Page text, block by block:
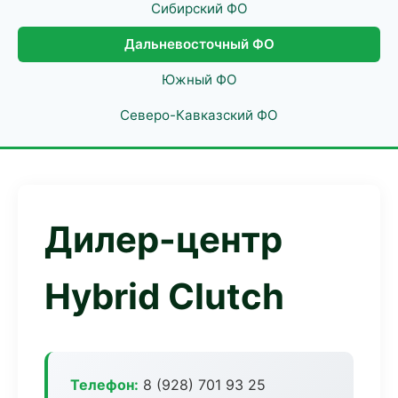
Сибирский ФО
Дальневосточный ФО
Южный ФО
Северо-Кавказский ФО
Дилер-центр
Hybrid Clutch
Телефон: 8 (928) 701 93 25